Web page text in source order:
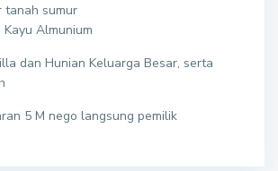
tanah sumur
Almunium
dan Hunian Keluarga Besar, serta
5 M nego langsung pemilik